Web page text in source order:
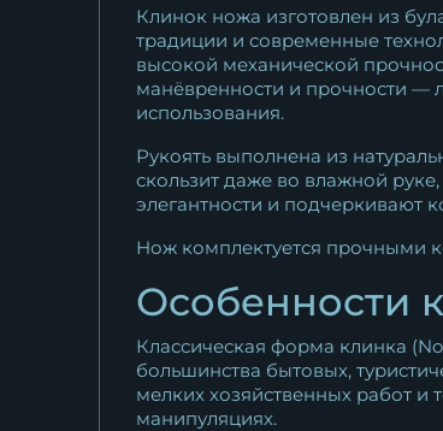
граб...
11 625₽
Клинок ножа изготовлен из
традиции и современные
высокой механической
манёвренности и прочности —
использования.
Рукоять выполнена из
скользит даже во влажной
элегантности и подчеркивают
Нож комплектуется прочными
Особенности
Классическая форма клинка
большинства бытовых,
мелких хозяйственных работ и
манипуляциях.